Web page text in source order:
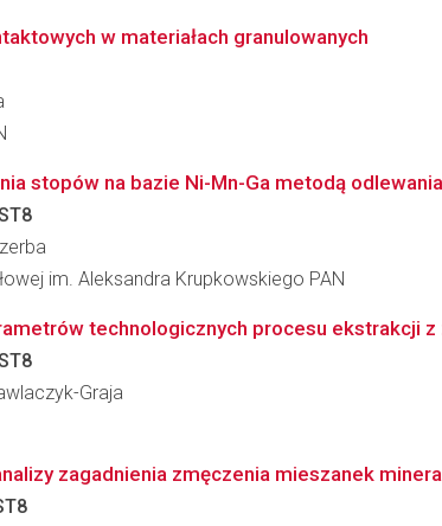
w materiałach granulowanych
stopów na bazie Ni-Mn-Ga metodą
im. Aleksandra Krupkowskiego PAN
technologicznych procesu ekstrakcji
Graja
zagadnienia zmęczenia mieszanek